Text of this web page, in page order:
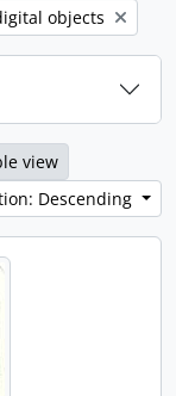
filter:objects
view
Descending